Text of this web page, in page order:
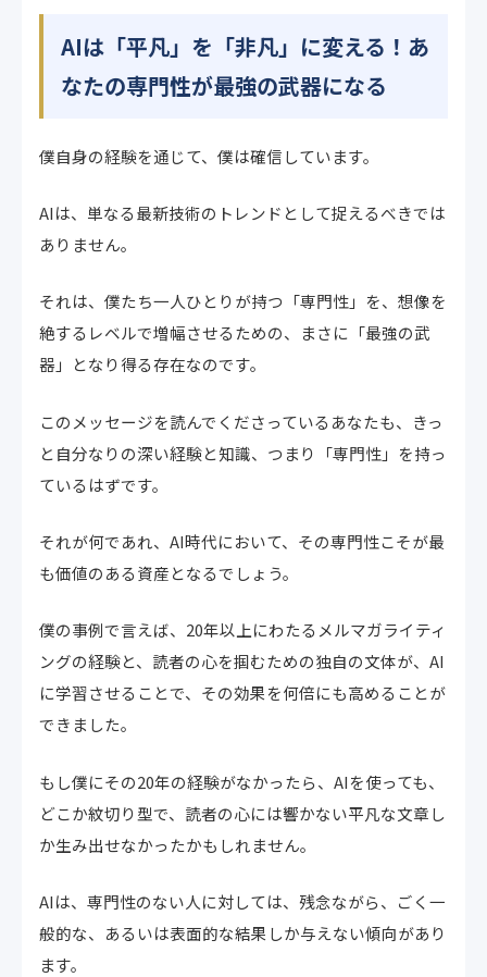
AIは「平凡」を「非凡」に変える！あ
なたの専門性が最強の武器になる
僕自身の経験を通じて、僕は確信しています。
AIは、単なる最新技術のトレンドとして捉えるべきでは
ありません。
それは、僕たち一人ひとりが持つ「専門性」を、想像を
絶するレベルで増幅させるための、まさに「最強の武
器」となり得る存在なのです。
このメッセージを読んでくださっているあなたも、きっ
と自分なりの深い経験と知識、つまり「専門性」を持っ
ているはずです。
それが何であれ、AI時代において、その専門性こそが最
も価値のある資産となるでしょう。
僕の事例で言えば、20年以上にわたるメルマガライティ
ングの経験と、読者の心を掴むための独自の文体が、AI
に学習させることで、その効果を何倍にも高めることが
できました。
もし僕にその20年の経験がなかったら、AIを使っても、
どこか紋切り型で、読者の心には響かない平凡な文章し
か生み出せなかったかもしれません。
AIは、専門性のない人に対しては、残念ながら、ごく一
般的な、あるいは表面的な結果しか与えない傾向があり
ます。